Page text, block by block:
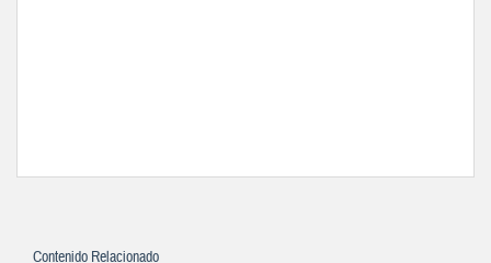
Contenido Relacionado